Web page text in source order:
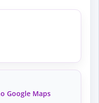
Google Maps